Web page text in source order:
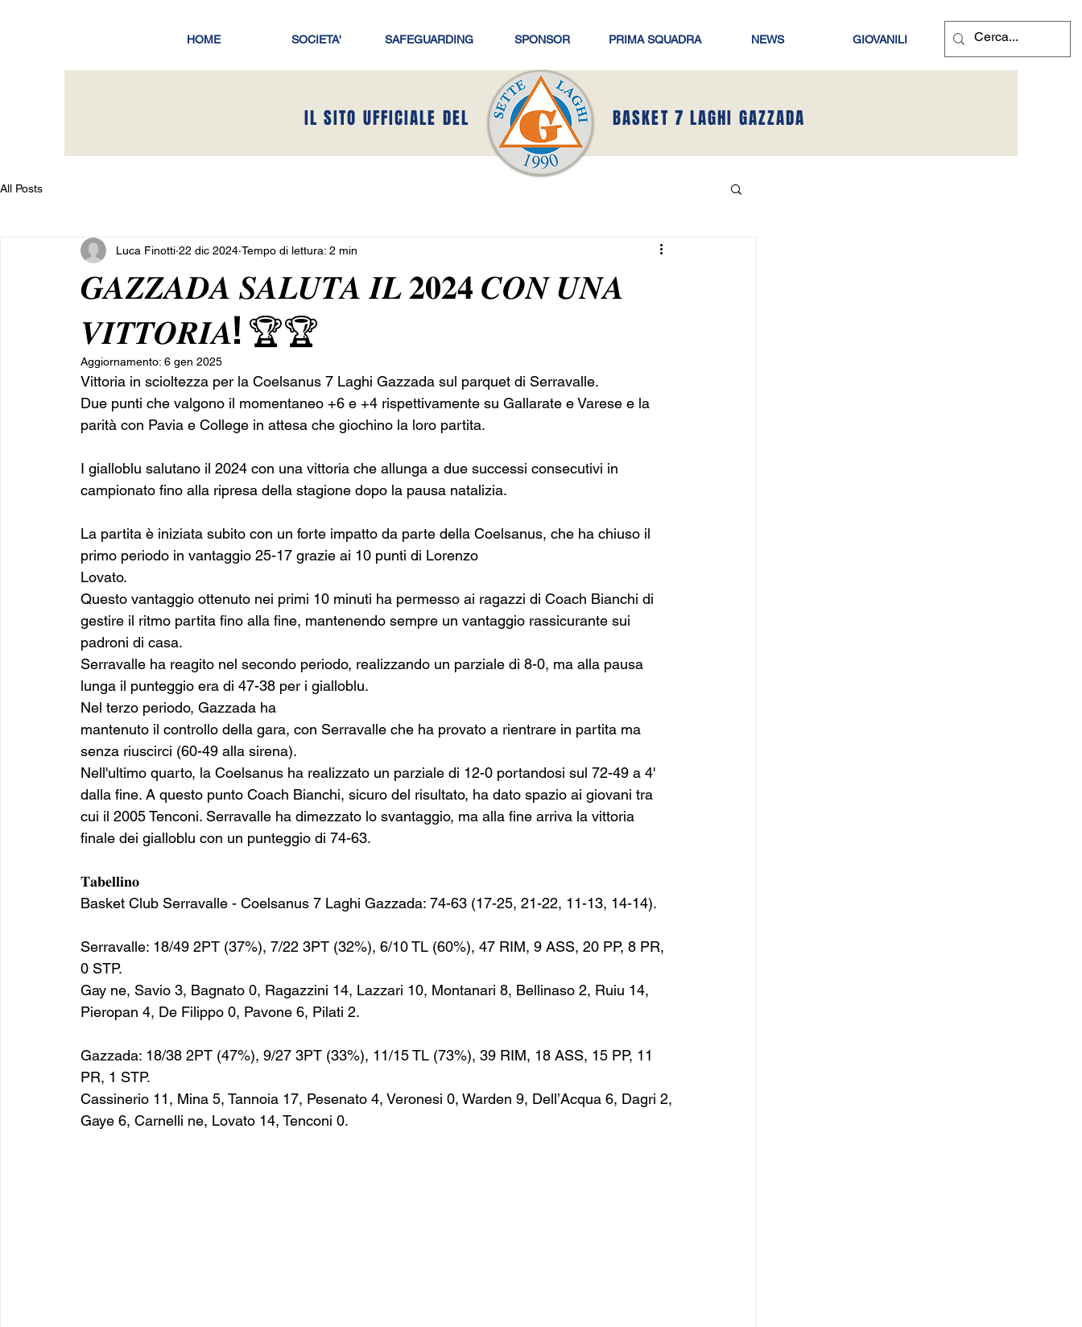
HOME SOCIETA' SAFEGUARDING SPONSOR PRIMA SQUADRA NEWS GIOVANILI
IL SITO UFFICIALE DEL BASKET 7 LAGHI GAZZADA
All Posts
𝑮𝑨𝒁𝒁𝑨𝑫𝑨 𝑺𝑨𝑳𝑼𝑻𝑨 𝑰𝑳 𝟐𝟎𝟐𝟒 𝑪𝑶𝑵 𝑼𝑵𝑨
𝑽𝑰𝑻𝑻𝑶𝑹𝑰𝑨! 🏆🏆
Luca Finotti 22 dic 2024 Tempo di lettura: 2 min
Aggiornamento: 6 gen 2025
Vittoria in scioltezza per la Coelsanus 7 Laghi Gazzada sul parquet di Serravalle.
Due punti che valgono il momentaneo +6 e +4 rispettivamente su Gallarate e Varese e la
parità con Pavia e College in attesa che giochino la loro partita.
I gialloblu salutano il 2024 con una vittoria che allunga a due successi consecutivi in
campionato fino alla ripresa della stagione dopo la pausa natalizia.
La partita è iniziata subito con un forte impatto da parte della Coelsanus, che ha chiuso il
primo periodo in vantaggio 25-17 grazie ai 10 punti di Lorenzo
Lovato.
Questo vantaggio ottenuto nei primi 10 minuti ha permesso ai ragazzi di Coach Bianchi di
gestire il ritmo partita fino alla fine, mantenendo sempre un vantaggio rassicurante sui
padroni di casa.
Serravalle ha reagito nel secondo periodo, realizzando un parziale di 8-0, ma alla pausa
lunga il punteggio era di 47-38 per i gialloblu.
Nel terzo periodo, Gazzada ha
mantenuto il controllo della gara, con Serravalle che ha provato a rientrare in partita ma
senza riuscirci (60-49 alla sirena).
Nell'ultimo quarto, la Coelsanus ha realizzato un parziale di 12-0 portandosi sul 72-49 a 4'
dalla fine. A questo punto Coach Bianchi, sicuro del risultato, ha dato spazio ai giovani tra
cui il 2005 Tenconi. Serravalle ha dimezzato lo svantaggio, ma alla fine arriva la vittoria
finale dei gialloblu con un punteggio di 74-63.
𝐓𝐚𝐛𝐞𝐥𝐥𝐢𝐧𝐨
Basket Club Serravalle - Coelsanus 7 Laghi Gazzada: 74-63 (17-25, 21-22, 11-13, 14-14).
Serravalle: 18/49 2PT (37%), 7/22 3PT (32%), 6/10 TL (60%), 47 RIM, 9 ASS, 20 PP, 8 PR,
0 STP.
Gay ne, Savio 3, Bagnato 0, Ragazzini 14, Lazzari 10, Montanari 8, Bellinaso 2, Ruiu 14,
Pieropan 4, De Filippo 0, Pavone 6, Pilati 2.
Gazzada: 18/38 2PT (47%), 9/27 3PT (33%), 11/15 TL (73%), 39 RIM, 18 ASS, 15 PP, 11
PR, 1 STP.
Cassinerio 11, Mina 5, Tannoia 17, Pesenato 4, Veronesi 0, Warden 9, Dell’Acqua 6, Dagri 2,
Gaye 6, Carnelli ne, Lovato 14, Tenconi 0.